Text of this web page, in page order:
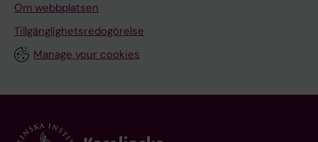
Om webbplatsen
Tillgänglighetsredogörelse
Manage your cookies